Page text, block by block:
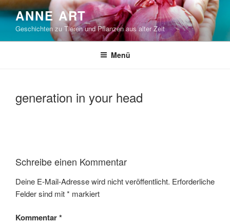
Zum
Inhalt
springen
ANNE ART
Geschichten zu Tieren und Pflanzen aus alter Zeit
Menü
generation in your head
Schreibe einen Kommentar
Deine E-Mail-Adresse wird nicht veröffentlicht. Erforderliche
Felder sind mit* markiert
Kommentar*